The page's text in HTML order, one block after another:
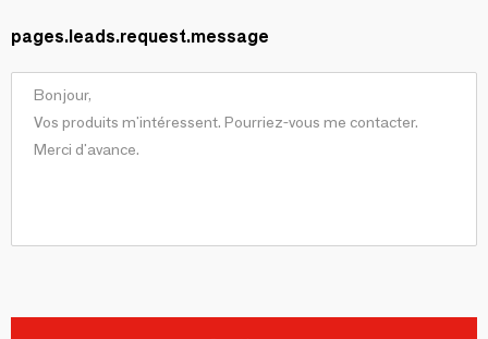
pages.leads.request.message